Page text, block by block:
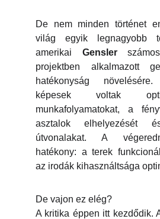
De nem minden történet
világ egyik legnagyobb
amerikai Genslerszámos
projektben alkalmazott
hatékonyság
képesek voltak
munkafolyamatokat, a
asztalok elhelyezését
útvonalakat. A
hatékony: a terek
az irodák kihasználtsága
De vajon ez elég?
A kritika éppen itt kezdődik.